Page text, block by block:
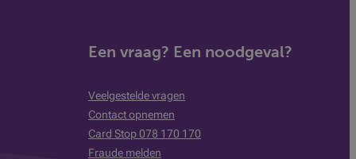
Een vraag? Een noodgeval?
Veelgestelde vragen
Contact opnemen
Card Stop 078 170 170
Fraude melden